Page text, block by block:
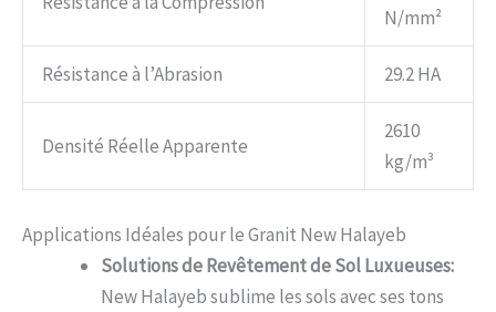
N/mm²
Résistance à l’Abrasion 29.2 HA
Densité Réelle Apparente
2610
kg/m³
Applications Idéales pour le Granit New Halayeb
Solutions de Revêtement de Sol Luxueuses:
New Halayeb sublime les sols avec ses tons